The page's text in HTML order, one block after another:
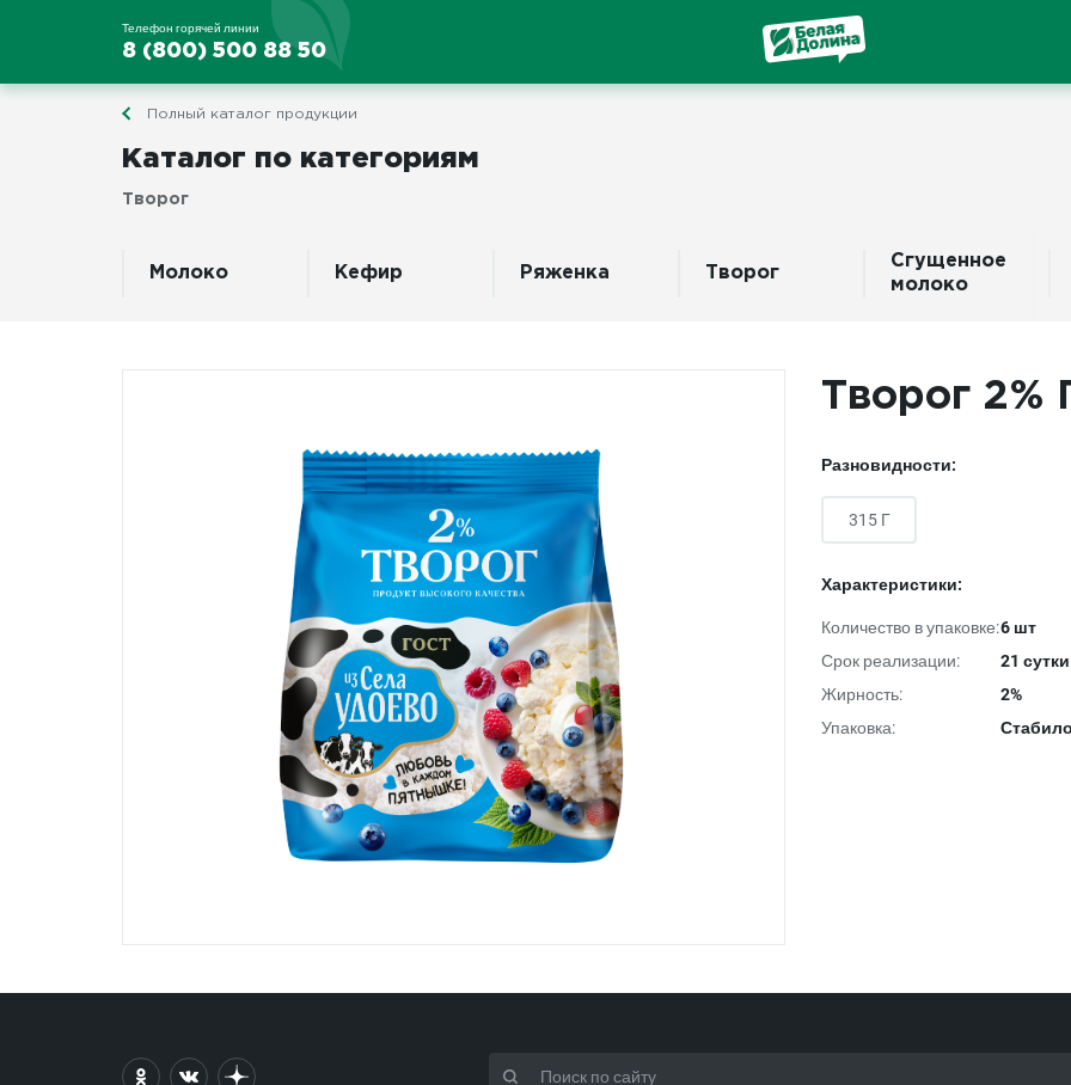
Телефон горячей линии
8 (800) 500 88 50
Полный каталог продукции
Каталог по категориям
Творог
Молоко Кефир Ряженка Творог
Сгущенное
молоко
Творог 2%
Разновидности:
315 Г
Характеристики:
Количество в упаковке:6 шт
Срок реализации:
21 сутки
Жирность:
2%
Упаковка: